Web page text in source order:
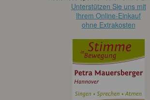
Unterstützen Sie uns mit
Ihrem Online-Einkauf
ohne Extrakosten